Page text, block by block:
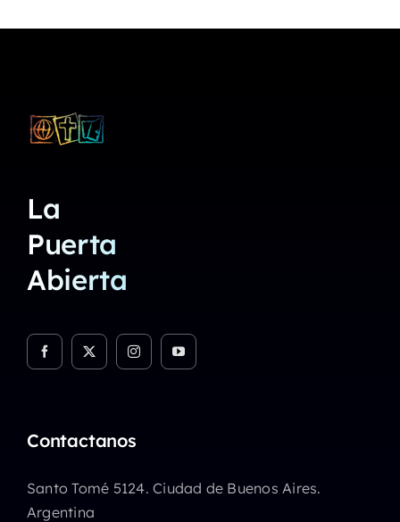
La
Puerta
Abierta
Contactanos
Santo Tomé 5124. Ciudad de Buenos Aires.
Argentina